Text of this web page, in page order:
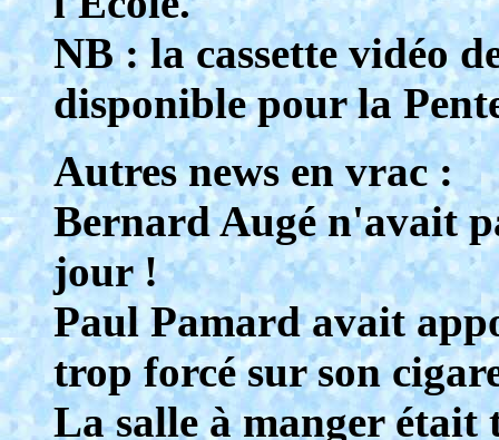
NB : la cassette vidéo
disponible pour la
Autres news en vrac :
Bernard Augé n'avait
jour !
Paul Pamard avait
trop forcé sur son
La salle à manger était